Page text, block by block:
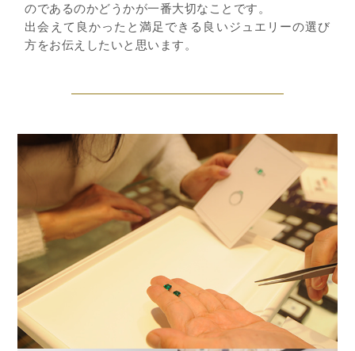
のであるのかどうかが一番大切なことです。
出会えて良かったと満足できる良いジュエリーの選び
方をお伝えしたいと思います。